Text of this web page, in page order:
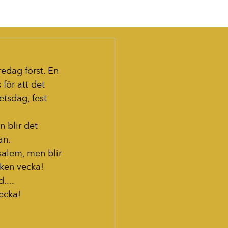
först. En
för att det
fest
blir det
men blir
vecka!